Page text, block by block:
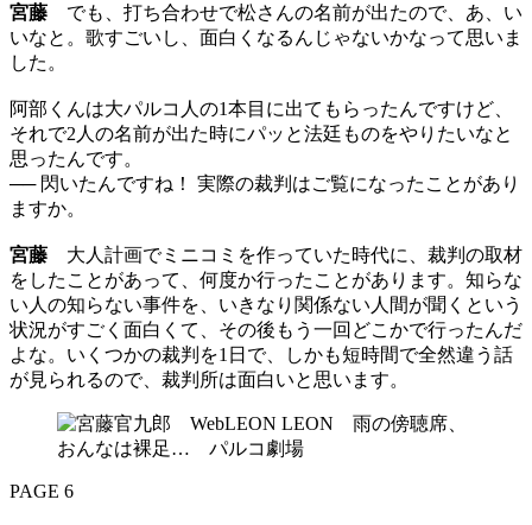
宮藤 でも、打ち合わせで松さんの名前が出たので、あ、い
いなと。歌すごいし、面白くなるんじゃないかなって思いま
した。
阿部くんは大パルコ人の1本目に出てもらったんですけど、
それで2人の名前が出た時にパッと法廷ものをやりたいなと
思ったんです。
── 閃いたんですね！ 実際の裁判はご覧になったことがあり
ますか。
宮藤 大人計画でミニコミを作っていた時代に、裁判の取材
をしたことがあって、何度か行ったことがあります。知らな
い人の知らない事件を、いきなり関係ない人間が聞くという
状況がすごく面白くて、その後もう一回どこかで行ったんだ
よな。いくつかの裁判を1日で、しかも短時間で全然違う話
が見られるので、裁判所は面白いと思います。
PAGE 6